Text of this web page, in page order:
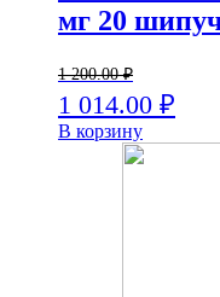
мг 20
1 200.00₽
1 014.00 ₽
В корзину